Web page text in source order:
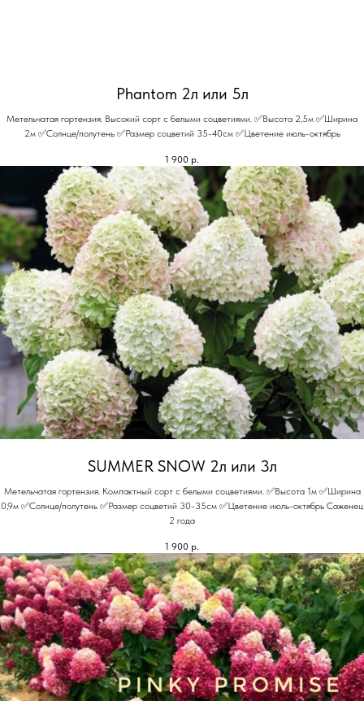
Phantom 2л или 5л
Метельчатая гортензия. Высокий сорт с белыми соцветиями. ✅Высота 2,5м ✅Ширина
2м ✅Солнце/полутень ✅Размер соцветий 35-40см ✅Цветение июль-октябрь
1 900 р.
SUMMER SNOW 2л или 3л
Метельчатая гортензия. Компактный сорт с белыми соцветиями. ✅Высота 1м ✅Ширина
0,9м ✅Солнце/полутень ✅Размер соцветий 30-35см ✅Цветение июль-октябрь Саженец
2 года
1 900 р.